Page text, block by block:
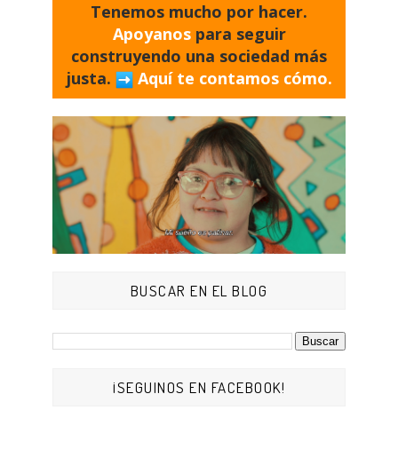
Tenemos mucho por hacer.
Apoyanos para seguir
construyendo una sociedad más
justa.
Aquí te contamos cómo.
BUSCAR EN EL BLOG
¡SEGUINOS EN FACEBOOK!